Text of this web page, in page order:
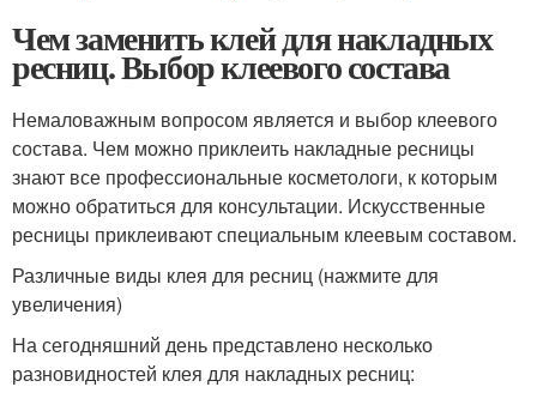
Чем заменить клей для накладных
ресниц. Выбор клеевого состава
Немаловажным вопросом является и выбор клеевого
состава. Чем можно приклеить накладные ресницы
знают все профессиональные косметологи, к которым
можно обратиться для консультации. Искусственные
ресницы приклеивают специальным клеевым составом.
Различные виды клея для ресниц (нажмите для
увеличения)
На сегодняшний день представлено несколько
разновидностей клея для накладных ресниц: